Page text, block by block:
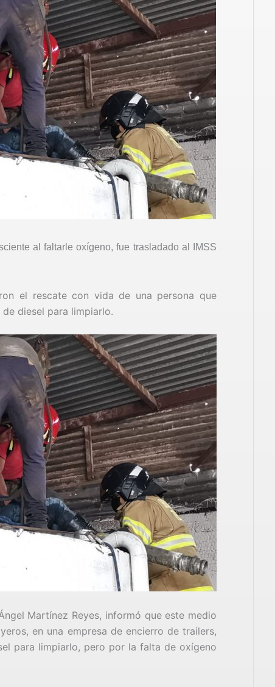
al faltarle oxígeno, fue trasladado al IMSS
el rescate con vida de una persona que
diesel para limpiarlo.
Martínez Reyes, informó que este medio
en una empresa de encierro de trailers,
para limpiarlo, pero por la falta de oxígeno